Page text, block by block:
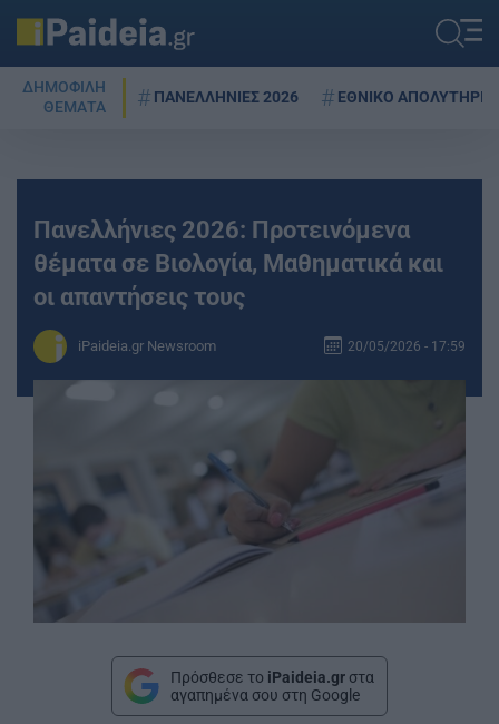
ΔΗΜΟΦΙΛΗ
ΘΕΜΑΤΑ
ΠΑΝΕΛΛΗΝΙΕΣ 2026 ΕΘΝΙΚΟ ΑΠΟΛΥΤΗΡΙΟ
Πανελλήνιες 2026: Προτεινόμενα
θέματα σε Βιολογία, Μαθηματικά και
οι απαντήσεις τους
iPaideia.gr Newsroom 20/05/2026 - 17:59
Πρόσθεσε το iPaideia.gr στα
αγαπημένα σου στη Google